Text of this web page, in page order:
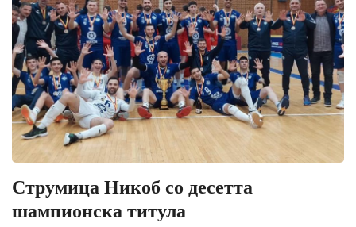
Струмица Никоб со десетта
шампионска титула